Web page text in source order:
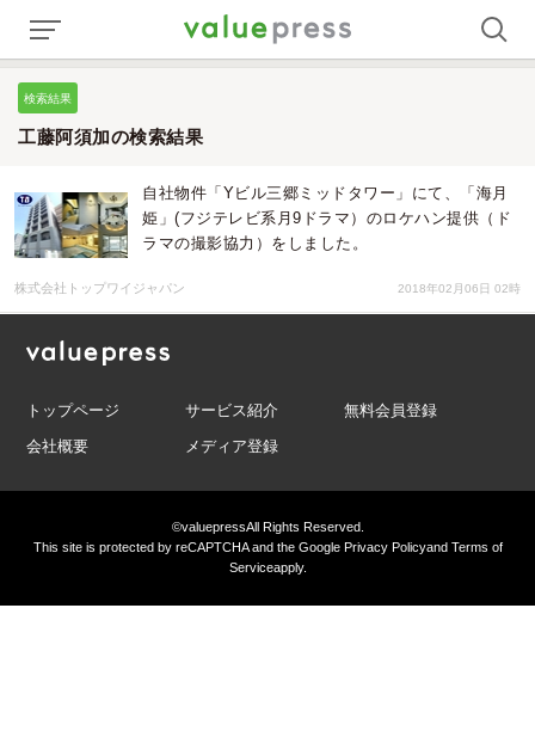
検索結果
工藤阿須加の検索結果
自社物件「Yビル三郷ミッドタワー」にて、「海月
姫」(フジテレビ系月9ドラマ）のロケハン提供（ド
ラマの撮影協力）をしました。
株式会社トップワイジャパン 2018年02月06日 02時
トップページ サービス紹介
無料会員登録
会社概要
メディア登録
©valuepressAll Rights Reserved.
This site is protected by reCAPTCHA and the GooglePrivacy Policyand Terms of
Serviceapply.